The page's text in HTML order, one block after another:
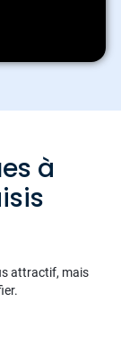
à
attractif, mais